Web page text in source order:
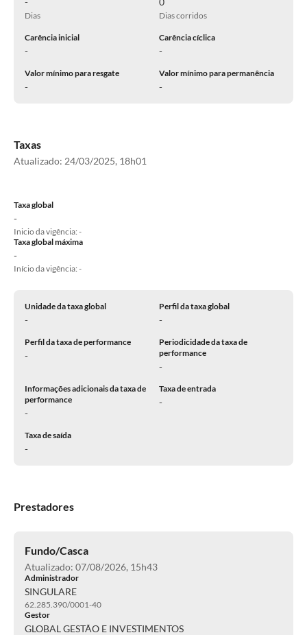
Dias Dias corridos
Carência inicial
-
Carência cíclica
-
Valor mínimo para resgate
-
Valor mínimo para permanência
-
Taxas
Atualizado: 24/03/2025, 18h01
Taxa global
-
Inicio da vigência: -
Taxa global máxima
-
Início da vigência: -
Unidade da taxa global
-
Perfil da taxa global
-
Perfil da taxa de performance
-
Periodicidade da taxa de
performance
-
Informações adicionais da taxa de
performance
-
Taxa de entrada
-
Taxa de saída
-
Prestadores
Fundo/Casca
Atualizado: 07/08/2026, 15h43
Administrador
SINGULARE
62.285.390/0001-40
Gestor
GLOBAL GESTÃO E INVESTIMENTOS